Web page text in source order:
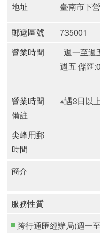
地址
臺南市下
郵遞區號
735001
營業時間
週一至週
週五 儲匯
營業時間
備註
※遇3日以
尖峰用郵
時間
簡介
服務性質
跨行通匯經辦局(週一